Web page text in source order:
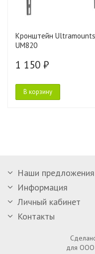
Кронштейн Ultramounts
UM820
1 150 ₽
В корзину
Наши предложения
Информация
Личный кабинет
Контакты
для ООО